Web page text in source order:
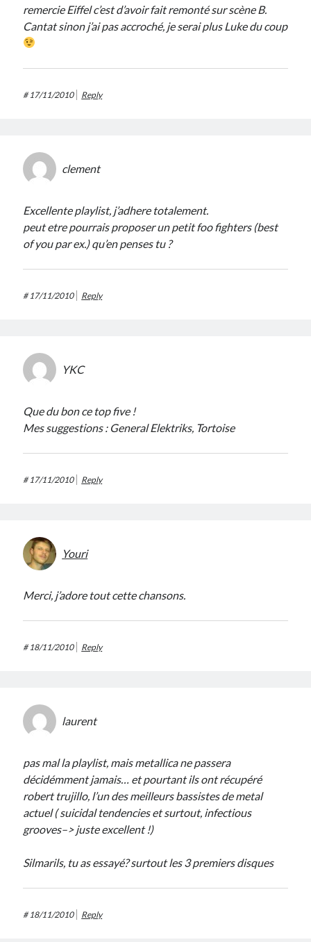
remercie Eiffel c’est d’avoir fait remonté sur scène B.
Cantat sinon j’ai pas accroché, je serai plus Luke du coup
# 17/11/2010 Reply
clement
Excellente playlist, j’adhere totalement.
peut etre pourrais proposer un petit foo fighters (best
of you par ex.) qu’en penses tu ?
# 17/11/2010 Reply
YKC
Que du bon ce top five !
Mes suggestions : General Elektriks, Tortoise
# 17/11/2010 Reply
Youri
Merci, j’adore tout cette chansons.
# 18/11/2010 Reply
laurent
pas mal la playlist, mais metallica ne passera
décidémment jamais… et pourtant ils ont récupéré
robert trujillo, l’un des meilleurs bassistes de metal
actuel ( suicidal tendencies et surtout, infectious
grooves–> juste excellent !)
Silmarils, tu as essayé? surtout les 3 premiers disques
# 18/11/2010 Reply